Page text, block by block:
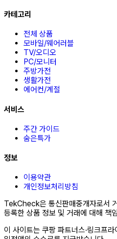
카테고리
전체 상품
모바일/웨어러블
TV/오디오
PC/모니터
주방가전
생활가전
에어컨/계절
서비스
주간 가이드
숨은특가
정보
이용약관
개인정보처리방침
TekCheck은 통신판매중개자로서
등록한 상품 정보 및 거래에 대해 책
이 사이트는 쿠팡 파트너스·링크프